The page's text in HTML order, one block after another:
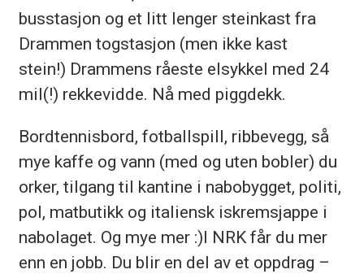
busstasjon og et litt lenger steinkast fra
Drammen togstasjon (men ikke kast
stein!) Drammens råeste elsykkel med 24
mil(!) rekkevidde. Nå med piggdekk.
Bordtennisbord, fotballspill, ribbevegg, så
mye kaffe og vann (med og uten bobler) du
orker, tilgang til kantine i nabobygget, politi,
pol, matbutikk og italiensk iskremsjappe i
nabolaget. Og mye mer :)I NRK får du mer
enn en jobb. Du blir en del av et oppdrag –